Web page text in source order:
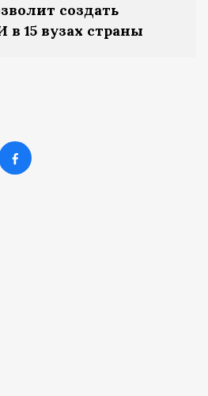
создать
15 вузах страны